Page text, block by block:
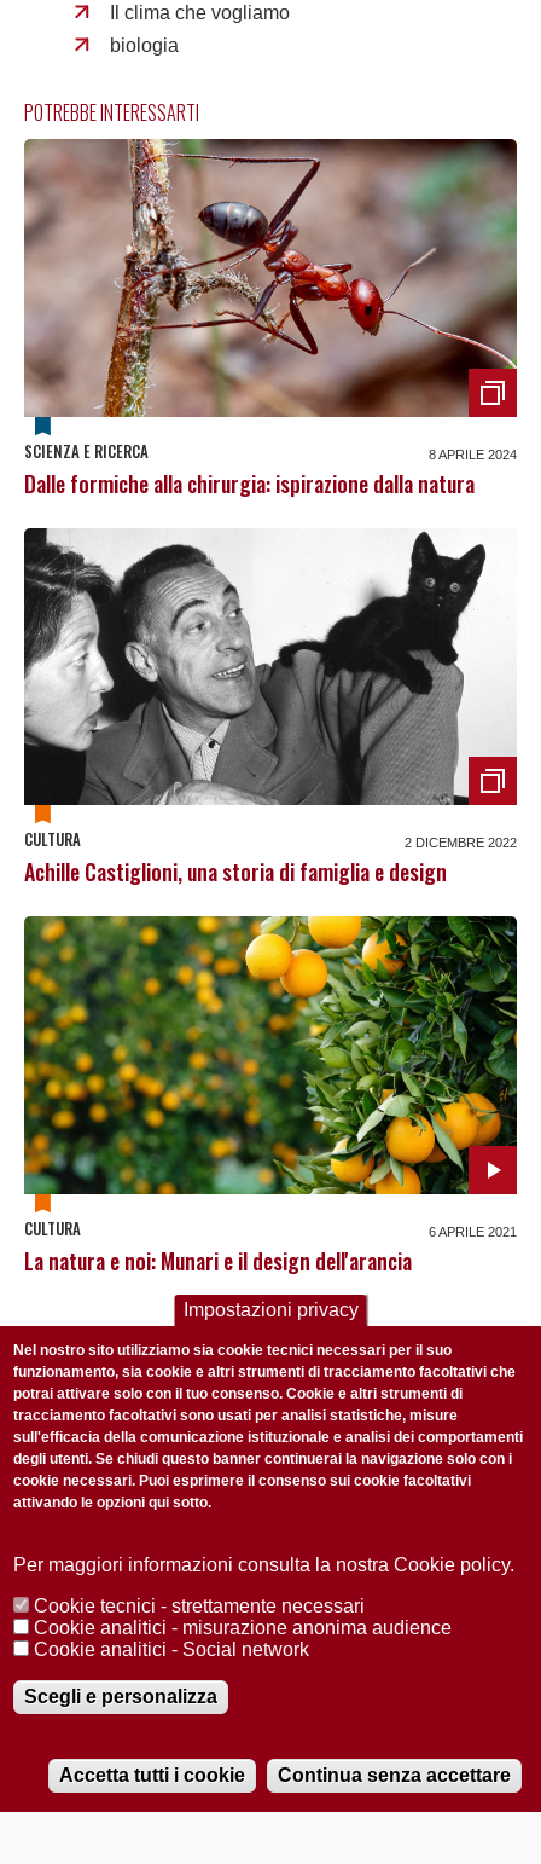
Audio
Il clima che vogliamo
biologia
POTREBBE INTERESSARTI
SCIENZA E RICERCA 8 APRILE 2024
Dalle formiche alla chirurgia: ispirazione dalla natura
CULTURA 2 DICEMBRE 2022
Achille Castiglioni, una storia di famiglia e design
CULTURA 6 APRILE 2021
La natura e noi: Munari e il design dell'arancia
ISCRIVITI ALLA NOSTRA NEWSLETTER
Ogni settimana selezioniamo per te nostre storie più rilevanti:
non perderti gli aggiornamenti della nostra newsletter
ISCRIVITI
Redazione Copyright
Registrazione presso il Tribunale di Padova n. 2097/2012 del 18 giugno
Impostazioni privacy
Nel nostro sito utilizziamo sia cookie tecnici necessari per il suo
funzionamento, sia cookie e altri strumenti di tracciamento facoltativi che
potrai attivare solo con il tuo consenso. Cookie e altri strumenti di
tracciamento facoltativi sono usati per analisi statistiche, misure
sull'efficacia della comunicazione istituzionale e analisi dei comportamenti
degli utenti. Se chiudi questo banner continuerai la navigazione solo con i
cookie necessari. Puoi esprimere il consenso sui cookie facoltativi
attivando le opzioni qui sotto.
Per maggiori informazioni consulta la nostra Cookie policy.
Cookie tecnici - strettamente necessari
Cookie analitici - misurazione anonima audience
Cookie analitici - Social network
Scegli e personalizza
Accetta tutti i cookie Continua senza accettare